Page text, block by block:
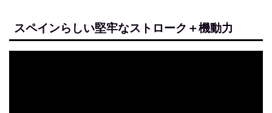
スペインらしい堅牢なストローク＋機動力